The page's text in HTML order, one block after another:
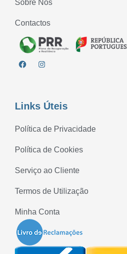
Sobre Nós
Contactos
Links Úteis
Política de Privacidade
Política de Cookies
Serviço ao Cliente
Termos de Utilização
Minha Conta